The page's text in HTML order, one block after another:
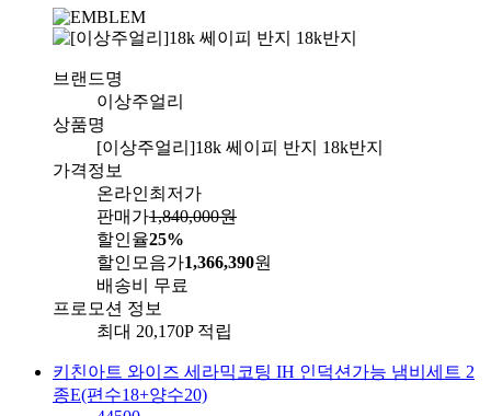
브랜드명
이상주얼리
상품명
[이상주얼리]18k 쎄이피 반지 18k반지
가격정보
온라인최저가
판매가1,840,000원
할인율25%
할인모음가1,366,390원
배송비
무료
프로모션 정보
최대 20,170P 적립
키친아트 와이즈 세라믹코팅 IH 인덕션가능 냄비세트 2
종E(편수18+양수20)